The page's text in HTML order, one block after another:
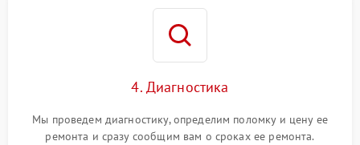
4. Диагностика
Мы проведем диагностику, определим поломку и цену ее
ремонта и сразу сообщим вам о сроках ее ремонта.